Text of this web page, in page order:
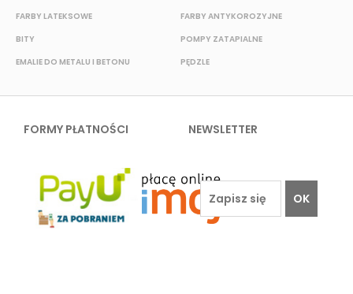
FARBY LATEKSOWE
BITY
EMALIE DO METALU I BETONU
FARBY ANTYKOROZYJNE
POMPY ZATAPIALNE
PĘDZLE
FORMY PŁATNOŚCI NEWSLETTER
OK